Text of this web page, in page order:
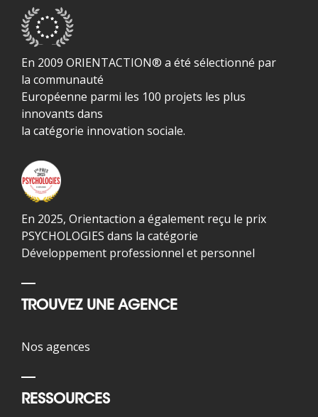
En 2009 ORIENTACTION® a été sélectionné par
la communauté
Européenne parmi les 100 projets les plus
innovants dans
la catégorie innovation sociale.
En 2025, Orientaction a également reçu le prix
PSYCHOLOGIES dans la catégorie
Développement professionnel et personnel
TROUVEZ UNE AGENCE
Nos agences
RESSOURCES